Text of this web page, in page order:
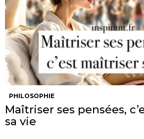
PHILOSOPHIE
Maîtriser ses pensées,
sa vie